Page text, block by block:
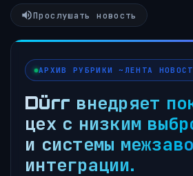
Прослушать новость
АРХИВ РУБРИКИ ~ЛЕНТА
Dürr внедряет
цех с низким
и системы
интеграции.